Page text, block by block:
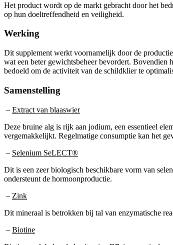
Het product wordt op de markt gebracht door het
op hun doeltreffendheid en veiligheid.
Werking
Dit supplement werkt voornamelijk door de
wat een beter gewichtsbeheer bevordert. Bovendien
bedoeld om de activiteit van de schildklier te
Samenstelling
– Extract van blaaswier
Deze bruine alg is rijk aan jodium, een essentieel
vergemakkelijkt. Regelmatige consumptie kan het
– Selenium SeLECT®
Dit is een zeer biologisch beschikbare vorm van
ondersteunt de hormoonproductie.
– Zink
Dit mineraal is betrokken bij tal van enzymatische
– Biotine